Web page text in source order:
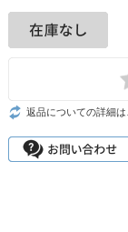
返品についての詳細は